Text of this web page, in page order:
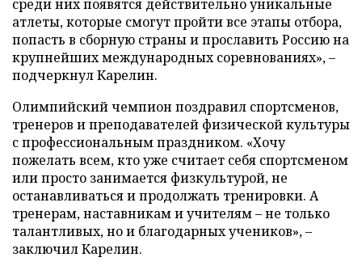
среди них появятся действительно уникальные
атлеты, которые смогут пройти все этапы отбора,
попасть в сборную страны и прославить Россию на
крупнейших международных соревнованиях», –
подчеркнул Карелин.
Олимпийский чемпион поздравил спортсменов,
тренеров и преподавателей физической культуры
с профессиональным праздником. «Хочу
пожелать всем, кто уже считает себя спортсменом
или просто занимается физкультурой, не
останавливаться и продолжать тренировки. А
тренерам, наставникам и учителям – не только
талантливых, но и благодарных учеников», –
заключил Карелин.